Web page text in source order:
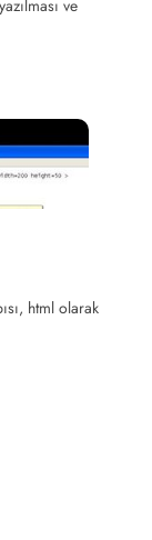
ve
html olarak